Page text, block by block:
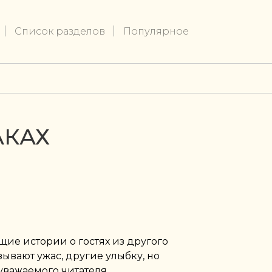
Список разделов Популярное
истории о гостях из другого
ужас, другие улыбку, но